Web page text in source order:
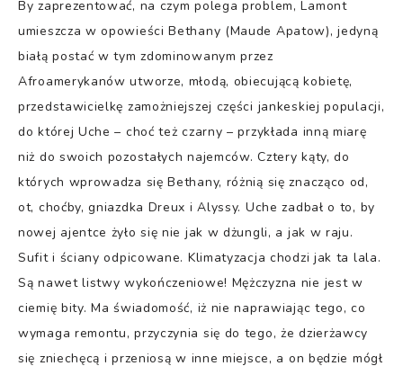
By zaprezentować, na czym polega problem, Lamont
umieszcza w opowieści Bethany (Maude Apatow), jedyną
białą postać w tym zdominowanym przez
Afroamerykanów utworze, młodą, obiecującą kobietę,
przedstawicielkę zamożniejszej części jankeskiej populacji,
do której Uche – choć też czarny – przykłada inną miarę
niż do swoich pozostałych najemców. Cztery kąty, do
których wprowadza się Bethany, różnią się znacząco od,
ot, choćby, gniazdka Dreux i Alyssy. Uche zadbał o to, by
nowej ajentce żyło się nie jak w dżungli, a jak w raju.
Sufit i ściany odpicowane. Klimatyzacja chodzi jak ta lala.
Są nawet listwy wykończeniowe! Mężczyzna nie jest w
ciemię bity. Ma świadomość, iż nie naprawiając tego, co
wymaga remontu, przyczynia się do tego, że dzierżawcy
się zniechęcą i przeniosą w inne miejsce, a on będzie mógł